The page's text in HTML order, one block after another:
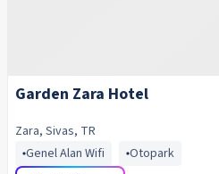
Garden Zara Hotel
Zara, Sivas, TR
Genel Alan Wifi
Otopark